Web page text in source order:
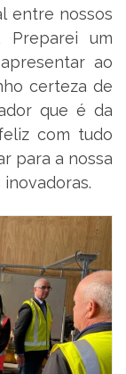
entre nossos
Preparei um
ao
certeza de
que é da
com tudo
para a nossa